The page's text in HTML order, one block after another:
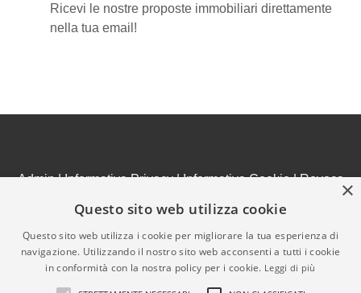
Ricevi le nostre proposte immobiliari direttamente
nella tua email!
Admin|Informativa Privacy|Informativa Cookie|Revoca
© Copyright 2026 - IMMOBILIARE CELARDO - All Rights
reserved - Part. IVA 01418670525
Iscrizione REA della CCIAA di ______________ n.
×
Questo sito web utilizza cookie
Questo sito web utilizza i cookie per migliorare la tua esperienza di
navigazione. Utilizzando il nostro sito web acconsenti a tutti i cookie
in conformità con la nostra policy per i cookie. Leggi di più